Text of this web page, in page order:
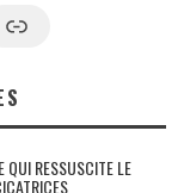
Google News
QUI RESSUSCITE LE